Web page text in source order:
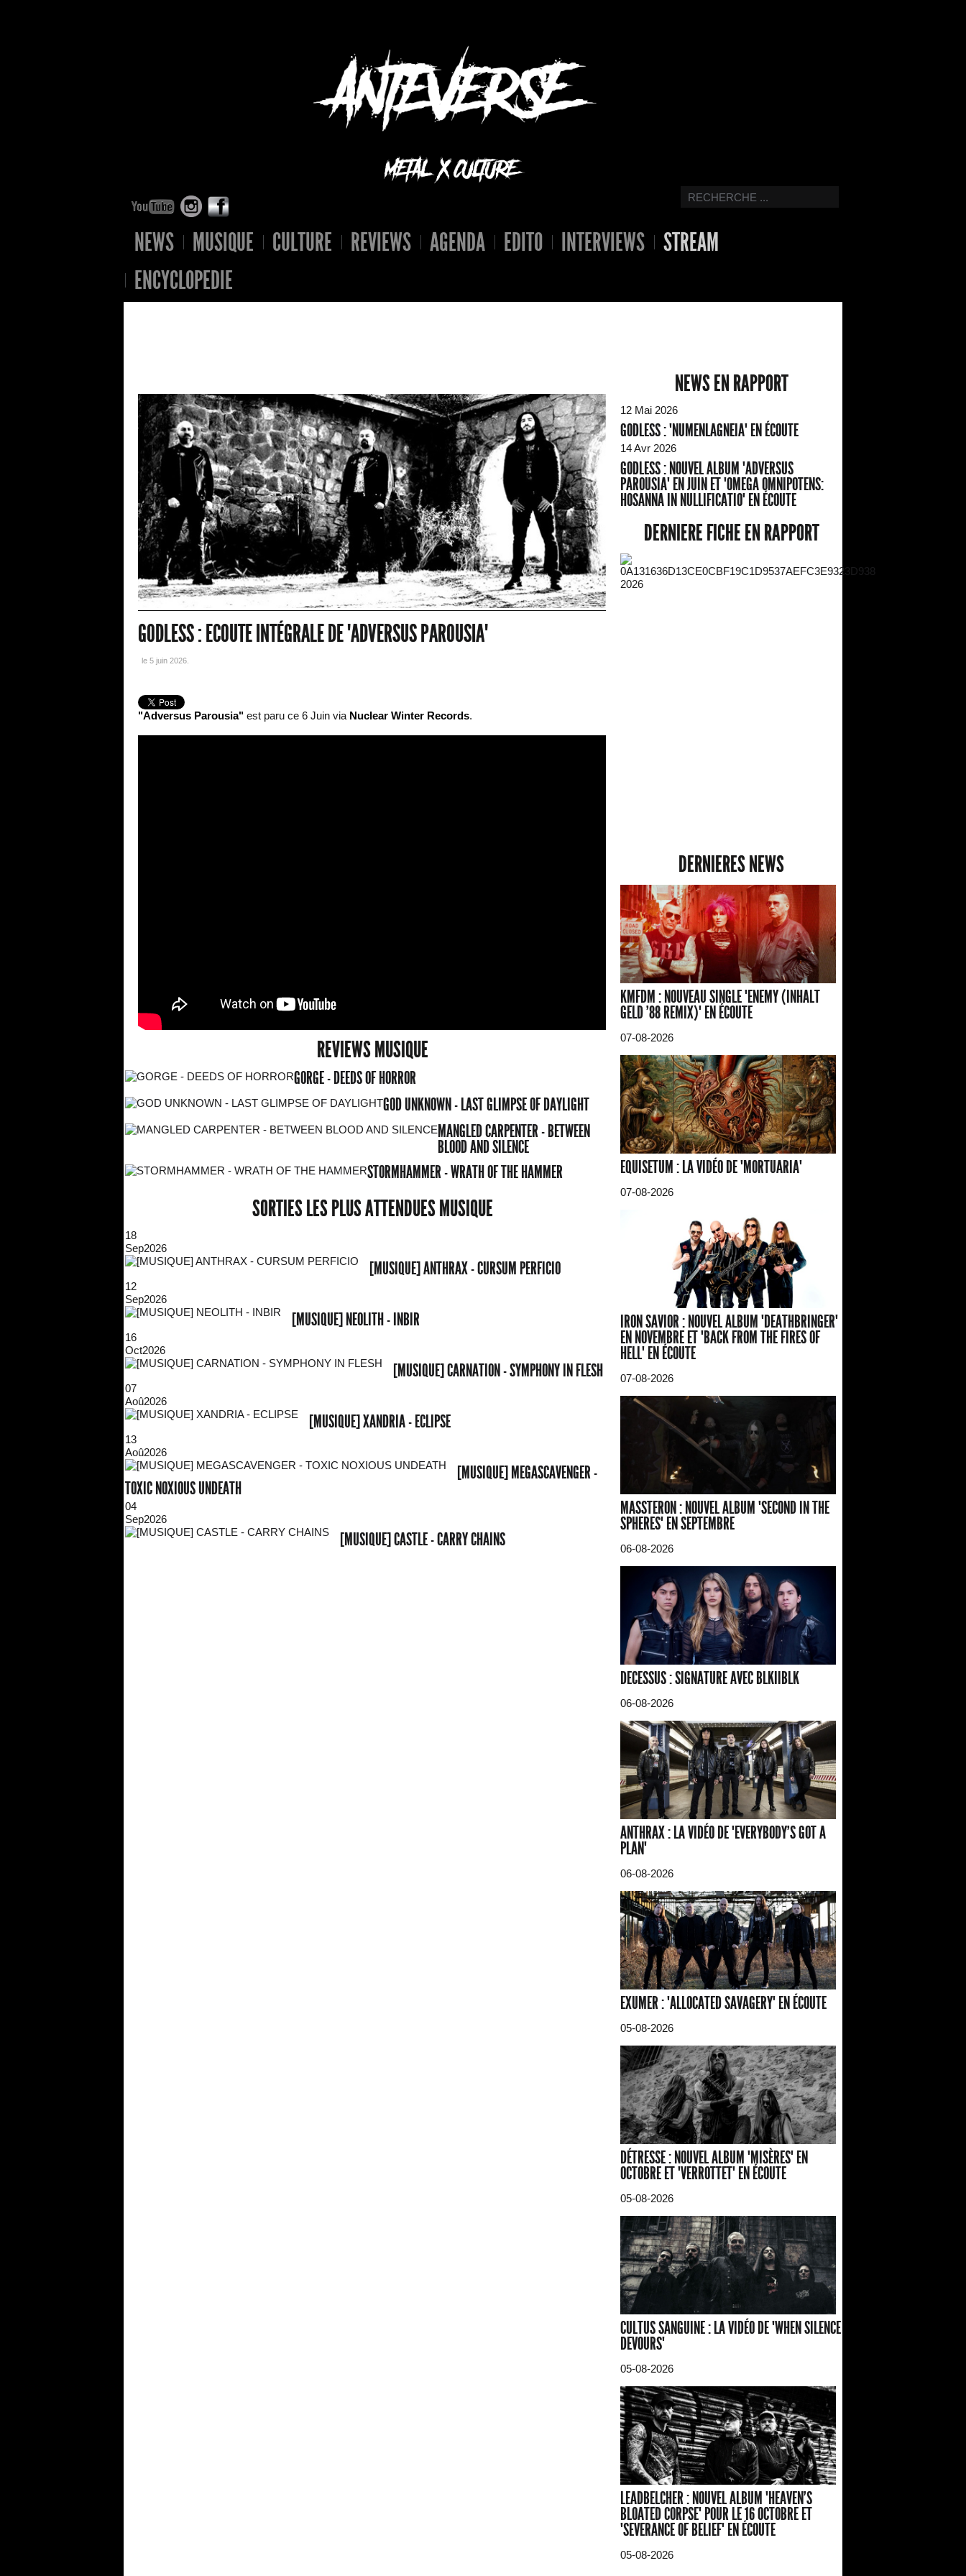
NEWS MUSIQUE CULTURE REVIEWS AGENDA EDITO INTERVIEWS
STREAM
ENCYCLOPEDIE
GODLESS : ECOUTE INTÉGRALE DE "ADVERSUS PAROUSIA"
le 5 juin 2026
"Adversus Parousia" est paru ce 6 Juin via Nuclear Winter Records.
REVIEWS MUSIQUE
GORGE - DEEDS OF HORROR
GOD UNKNOWN - LAST GLIMPSE OF DAYLIGHT
MANGLED CARPENTER - BETWEEN
BLOOD AND SILENCE
STORMHAMMER - WRATH OF THE HAMMER
SORTIES LES PLUS ATTENDUES MUSIQUE
18
Sep2026
[MUSIQUE] ANTHRAX - CURSUM PERFICIO
12
Sep2026
[MUSIQUE] NEOLITH - INBIR
16
Oct2026
[MUSIQUE] CARNATION - SYMPHONY IN FLESH
07
Aoû2026
[MUSIQUE] XANDRIA - ECLIPSE
13
Aoû2026
[MUSIQUE] MEGASCAVENGER -
TOXIC NOXIOUS UNDEATH
04
Sep2026
[MUSIQUE] CASTLE - CARRY CHAINS
NEWS EN RAPPORT
12 Mai 2026
GODLESS : "NUMENLAGNEIA" EN ÉCOUTE
14 Avr 2026
GODLESS : NOUVEL ALBUM "ADVERSUS
PAROUSIA" EN JUIN ET "OMEGA OMNIPOTENS:
HOSANNA IN NULLIFICATIO" EN ÉCOUTE
DERNIERE FICHE EN RAPPORT
2026
DERNIERES NEWS
KMFDM : NOUVEAU SINGLE "ENEMY (INHALT
GELD '88 REMIX)" EN ÉCOUTE
07-08-2026
EQUISETUM : LA VIDÉO DE "MORTUARIA"
07-08-2026
IRON SAVIOR : NOUVEL ALBUM "DEATHBRINGER"
EN NOVEMBRE ET "BACK FROM THE FIRES OF
HELL" EN ÉCOUTE
07-08-2026
MASSTERON : NOUVEL ALBUM "SECOND IN THE
SPHERES" EN SEPTEMBRE
06-08-2026
DECESSUS : SIGNATURE AVEC BLKIIBLK
06-08-2026
ANTHRAX : LA VIDÉO DE "EVERYBODY'S GOT A
PLAN"
06-08-2026
EXUMER : "ALLOCATED SAVAGERY" EN ÉCOUTE
05-08-2026
DÉTRESSE : NOUVEL ALBUM "MISÈRES" EN
OCTOBRE ET "VERROTTET" EN ÉCOUTE
05-08-2026
CULTUS SANGUINE : LA VIDÉO DE "WHEN SILENCE
DEVOURS"
05-08-2026
LEADBELCHER : NOUVEL ALBUM "HEAVEN'S
BLOATED CORPSE" POUR LE 16 OCTOBRE ET
"SEVERANCE OF BELIEF" EN ÉCOUTE
05-08-2026